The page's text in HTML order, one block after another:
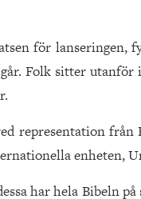
för lanseringen,
Folk sitter utanför
representation från
enheten,
har hela Bibeln